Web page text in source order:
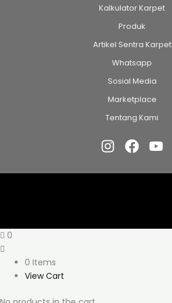
Kalkulator Karpet
Produk
Artikel Sentra Karpet
Whatsapp
Sosial Media
Marketplace
Tentang Kami
0
0 Items
View Cart